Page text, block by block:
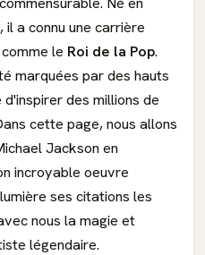
il a connu une carrière
le Roi de la Pop.
marquées par des hauts
des millions de
cette page, nous allons
Jackson en
incroyable oeuvre
ses citations les
nous la magie et
légendaire.